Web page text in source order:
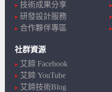
技術成果分享
研發設計服務
合作夥伴專區
社群資源
艾鍗 Facebook
艾鍗 YouTube
艾鍗技術Blog